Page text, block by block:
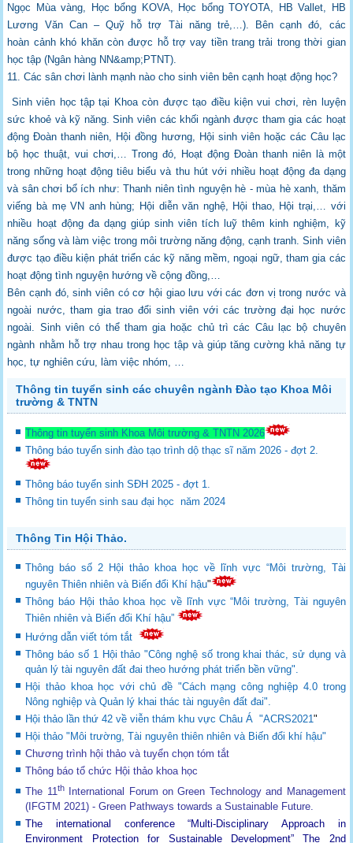
Ngọc Mùa vàng, Học bổng KOVA, Học bổng TOYOTA,
HB Vallet, HB
Lương Văn Can – Quỹ hỗ trợ Tài năng trẻ,…). Bên cạnh đó, các
hoàn cảnh khó khăn còn được hỗ trợ vay tiền trang trải trong thời gian
học tập (Ngân hàng NN&amp;PTNT).
11. Các sân chơi lành mạnh nào cho sinh viên bên cạnh hoạt động học?
Sinh viên học tập tại Khoa còn được tạo điều kiện vui chơi, rèn luyện
sức khoẻ và kỹ năng. Sinh viên các khối ngành được tham gia các hoạt
động Đoàn thanh niên, Hội đồng hương, Hội sinh viên hoặc các Câu lạc
bộ học thuật, vui chơi,… Trong đó, Hoạt động Đoàn thanh niên là một
trong những hoạt động tiêu biểu và thu hút với nhiều hoạt động đa dạng
và sân chơi bổ ích như: Thanh niên tình nguyện hè - mùa hè xanh, thăm
viếng bà mẹ VN anh hùng; Hội diễn văn nghệ, Hội thao, Hội trại,… với
nhiều hoạt động đa dạng giúp sinh viên tích luỹ thêm kinh nghiệm, kỹ
năng sống và làm việc trong môi trườngnăng động, cạnh tranh. Sinh viên
được tạo điều kiện phát triển các kỹ năng mềm, ngoại ngữ, tham gia các
hoạt động tình nguyện hướng về cộng đồng,…
Bên cạnh đó, sinh viên có cơ hội giao lưu với các đơn vị trong nước và
ngoài nước, tham gia trao đổi sinh viên với các trường đại học nước
ngoài. Sinh viên có thể tham gia hoặc chủ trì các Câu lạc bộ chuyên
ngành nhằm hỗ trợ nhau trong học tập và giúp tăng cường khả năng tự
học, tự nghiên cứu, làm việc nhóm, …
Thông tin tuyển sinh các chuyên ngành Đào tạo Khoa Môi
trường & TNTN
Thông tin tuyển sinh Khoa Môi trường & TNTN 2026
Thông báo tuyển sinh đào tạo trình dộ thạc sĩ năm 2026 - đợt 2.
Thông báo tuyển sinh SĐH 2025 - đợt 1.
Thông tin tuyển sinh sau đại học năm 2024
Thông Tin Hội Thảo.
Thông báo số 2 Hội thảo khoa học về lĩnh vực “Môi trường, Tài
nguyên Thiên nhiên và Biến đổi Khí hậu"
Thông báo Hội thảo khoa học về lĩnh vực “Môi trường, Tài nguyên
Thiên nhiên và Biến đổi Khí hậu”
Hướng dẫn viết tóm tắt
Thông báo số 1 Hội thảo "Công nghệ số trong khai thác, sử dụng và
quản lý tài nguyên đất đai theo hướng phát triển bền vững".
Hội thảo khoa học với chủ đề "Cách mạng công nghiệp 4.0 trong
Nông nghiệp và Quản lý khai thác tài nguyên đất đai".
Hội thảo lần thứ 42 về viễn thám khu vực Châu Á "ACRS2021"
Hội thảo "Môi trường, Tài nguyên thiên nhiên và Biến đổi khí hậu"
Chương trình hội thảo và tuyển chọn tóm tắt
Thông báo tổ chức Hội thảo khoa học
The 11thInternational Forum on Green Technology and Management
(IFGTM 2021) - Green Pathways towards a Sustainable Future.
The international conference “Multi-Disciplinary Approach in
Environment Protection for Sustainable Development”The 2nd